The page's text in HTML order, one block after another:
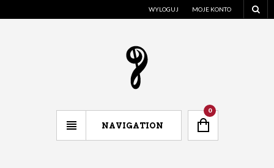
WYLOGUJ MOJE KONTO
NAVIGATION
0